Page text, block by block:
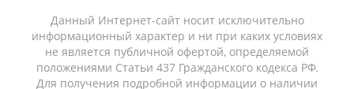
Данный Интернет-сайт носит исключительно
информационный характер и ни при каких условиях
не является публичной офертой, определяемой
положениями Статьи 437 Гражданского кодекса РФ.
Для получения подробной информации о наличии